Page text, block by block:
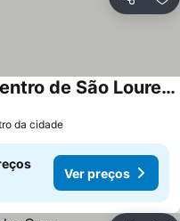
Partilhar
Apartamento Studio no centro de São Lourenço
da cidade
Ver preços